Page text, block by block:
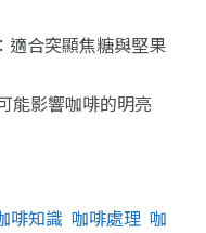
：適合突顯焦糖與堅果
能影響咖啡的明亮
啡知識 咖啡處理 咖